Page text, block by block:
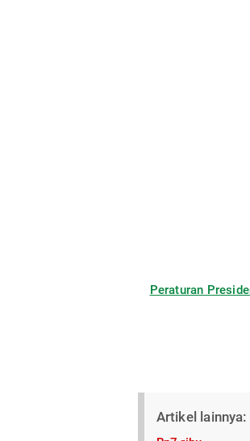
Peraturan
Artikel lainnya: